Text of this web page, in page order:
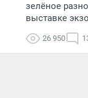
зелёное
выставке
26 950